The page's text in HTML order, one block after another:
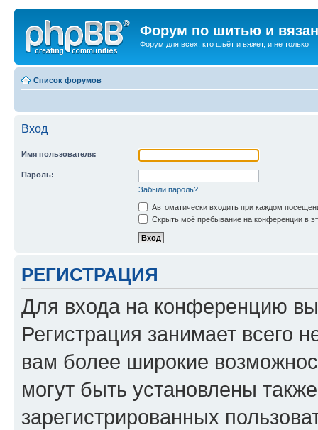
Форум по шитью и
Форум для всех, кто шьёт и вяжет, и не только
Список форумов
Вход
Имя пользователя:
Пароль:
Забыли пароль?
Автоматически входить при каждом
Скрыть моё пребывание на конференции в
РЕГИСТРАЦИЯ
Для входа на конференцию
Регистрация занимает всего
вам более широкие
могут быть установлены
зарегистрированных